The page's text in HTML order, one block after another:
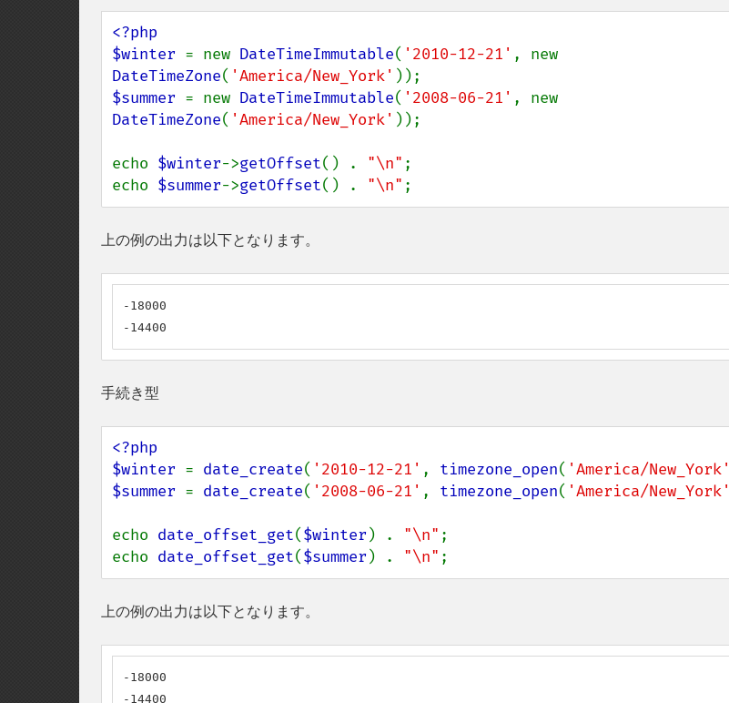
<?php
$winter = new DateTimeImmutable( '2010-12-21'
DateTimeZone( 'America/New_York'
$summer = new DateTimeImmutable( '2008-06-21'
DateTimeZone( 'America/New_York' ));
echo $winter->getOffset() . "\n" ;
echo $summer->getOffset() . "\n" ;
上の例の出力は以下となります。
-18000
-14400
手続き型
<?php
$winter = date_create( '2010-12-21' , timezone_open( 'America/New_York'
$summer = date_create( '2008-06-21' , timezone_open( 'America/New_York'
echo date_offset_get($winter ) . "\n" ;
echo date_offset_get($summer ) . "\n" ;
上の例の出力は以下となります。
-18000
-14400